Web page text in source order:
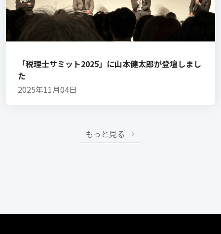
「税理士サミット2025」に山本健太郎が登壇しまし
た
2025年11月04日
もっと見る